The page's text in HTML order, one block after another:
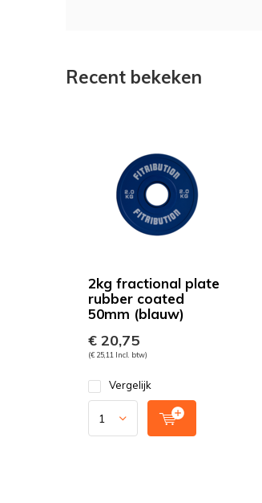
Recent bekeken
2kg fractional plate
rubber coated
50mm (blauw)
€ 20,75
(€ 25,11 Incl. btw)
Vergelijk